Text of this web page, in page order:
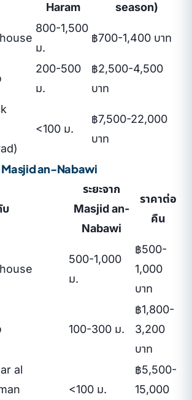
Haram
season)
800-1,500
ม.
฿700-1,400 บาท
200-500
ม.
฿2,500-4,500
บาท
<100 ม.
฿7,500-22,000
บาท
an-Nabawi
บ
ระยะจาก
Masjid an-
Nabawi
ราคาต่อ
คืน
500-1,000
ม.
฿500-
1,000
บาท
100-300 ม.
฿1,800-
3,200
บาท
al
<100 ม.
฿5,500-
15,000